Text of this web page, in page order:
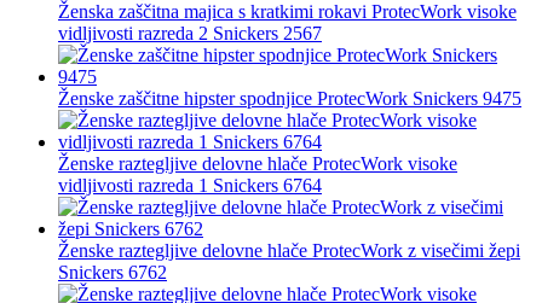
Ženska zaščitna majica s kratkimi rokavi ProtecWork visoke
vidljivosti razreda 2 Snickers 2567
Ženske zaščitne hipster spodnjice ProtecWork Snickers 9475
Ženske raztegljive delovne hlače ProtecWork visoke
vidljivosti razreda 1 Snickers 6764
Ženske raztegljive delovne hlače ProtecWork z visečimi žepi
Snickers 6762